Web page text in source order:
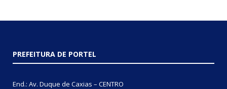
PREFEITURA DE PORTEL
End.: Av. Duque de Caxias – CENTRO